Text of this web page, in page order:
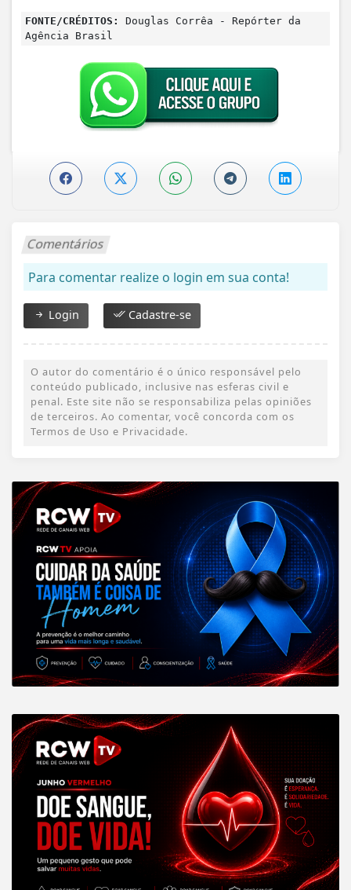
FONTE/CRÉDITOS:
Douglas Corrêa - Repórter da
Agência Brasil
Comentários
Para comentar realize o login em sua conta!
Login Cadastre-se
O autor do comentário é o único responsável pelo
conteúdo publicado, inclusive nas esferas civil e
penal. Este site não se responsabiliza pelas opiniões
de terceiros. Ao comentar, você concorda com os
Termos de Uso e Privacidade.